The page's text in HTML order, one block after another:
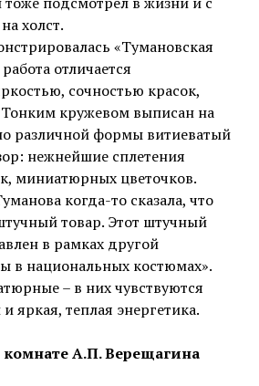
холст.
«Тумановская
отличается
сочностью красок,
кружевом выписан на
различной формы витиеватый
нежнейшие сплетения
миниатюрных цветочков.
когда-то сказала, что
товар. Этот штучный
в рамках другой
в национальных костюмах».
– в них чувствуются
яркая, теплая энергетика.
А.П. Верещагина